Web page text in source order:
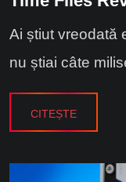
Ai știut vreodată
nu știai câte
CITEȘTE